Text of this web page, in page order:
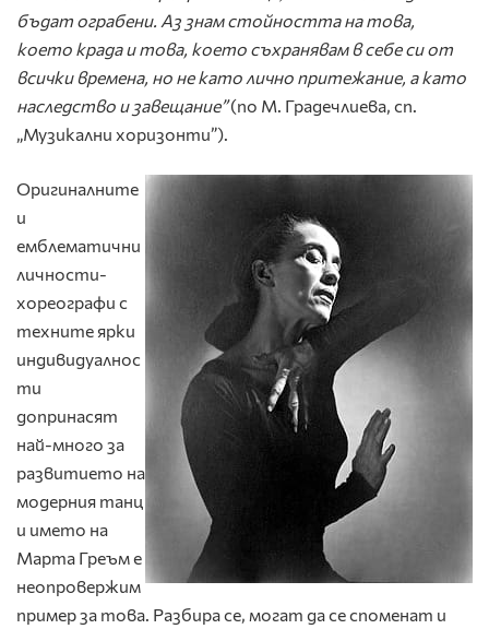
бъдат ограбени. Аз знам стойността на това,
което крада и това, което съхранявам в себе си от
всички времена, но не като лично притежание, а като
наследство и завещание”(по М. Градечлиева, сп.
„Музикални хоризонти”).
Оригиналните
и
емблематични
личности-
хореографи с
техните ярки
индивидуалнос
ти
допринасят
най-много за
развитието на
модерния танц
и името на
Марта Греъм е
неопровержим
пример за това. Разбира се, могат да се споменат и